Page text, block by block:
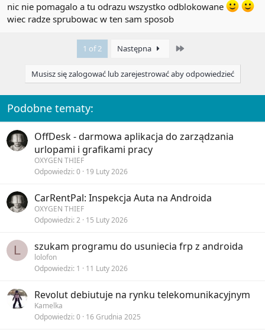
nic nie pomagalo a tu odrazu wszystko odblokowane
wiec radze sprubowac w ten sam sposob
1 of 2 Następna
Musisz się zalogować lub zarejestrować aby odpowiedzieć
Podobne tematy:
OffDesk - darmowa aplikacja do zarządzania
urlopami i grafikami pracy
OXYGEN THIEF
Odpowiedzi 0 19 Luty 2026
CarRentPal: Inspekcja Auta na Androida
OXYGEN THIEF
Odpowiedzi 2 15 Luty 2026
L szukam programu do usuniecia frp z androida
lolofon
Odpowiedzi 1 11 Luty 2026
Revolut debiutuje na rynku telekomunikacyjnym
Kamelka
Odpowiedzi 0 16 Grudnia 2025